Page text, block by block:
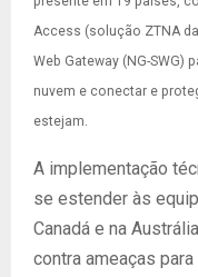
Access (solução ZTNA
Web Gateway (NG-SWG)
nuvem e conectar e
estejam.
A implementação
se estender às
Canadá e na
contra ameaças